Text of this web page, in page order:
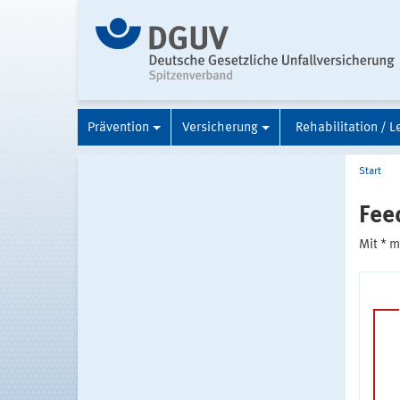
Prävention Versicherung Rehabilitation /
Start
Mit *